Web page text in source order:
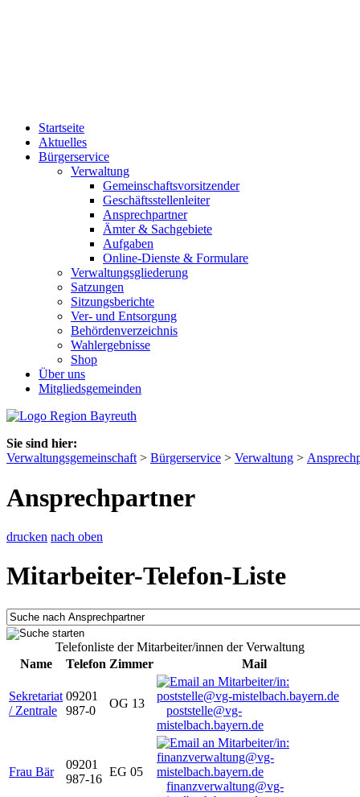
Startseite
Aktuelles
Bürgerservice
Verwaltung
Gemeinschaftsvorsitzender
Geschäftsstellenleiter
Ansprechpartner
Ämter & Sachgebiete
Aufgaben
Online-Dienste & Formulare
Verwaltungsgliederung
Satzungen
Sitzungsberichte
Ver- und Entsorgung
Behördenverzeichnis
Wahlergebnisse
Shop
Über uns
Mitgliedsgemeinden
Sie sind hier:
Verwaltungsgemeinschaft > Bürgerservice > Verwaltung >
Ansprechpartner
drucken nach oben
Mitarbeiter-Telefon-Liste
Telefonliste der Mitarbeiter/innen der Verwaltung
Name
Telefon Zimmer Mail
Sekretariat
/ Zentrale
09201
987-0
OG 13
poststelle@vg-
mistelbach.bayern.de
Frau Bär
09201
987-16
EG 05
finanzverwaltung@vg-